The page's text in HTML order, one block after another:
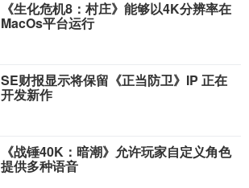
《生化危机8：村庄》能够以4K分辨率在
MacOs平台运行
SE财报显示将保留《正当防卫》IP 正在
开发新作
《战锤40K：暗潮》允许玩家自定义角色
提供多种语音